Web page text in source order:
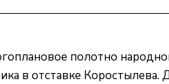
полотно
в отставке